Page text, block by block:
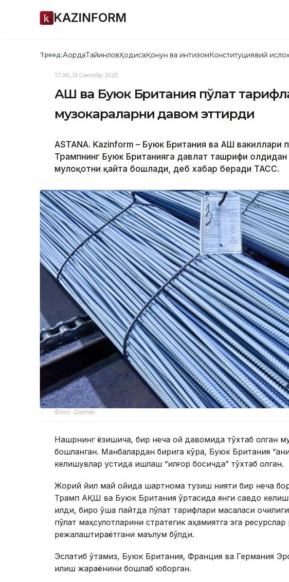
KAZINFORM
Тренд:АқордаТайинловҲодисаҚонун ва интизомКонституциявий
17:36, 12 Сентябр 2025
АҚШ ва Буюк Британия пўлат
музокараларни давом эттирди
ASTANA. Kazinform – Буюк Британия ва АҚШ
Трампнинг Буюк Британияга давлат ташрифи
мулоқотни қайта бошлади, деб хабар беради ТАСС.
Фото: Qarmet
Нашрнинг ёзишича, бир неча ой давомида тўхтаб қолган
бошланган. Манбалардан бирига кўра, Буюк Британия
келишувлар устида ишлаш “илғор босқичда” тўхтаб қолган.
Жорий йил май ойида шартнома тузиш нияти бир неча
Трамп АҚШ ва Буюк Британия ўртасида янги савдо
қилди, бироқ ўша пайтда пўлат тарифлари масаласи
пўлат маҳсулотларини стратегик аҳамиятга эга
режалаштираётгани маълум бўлди.
Эслатиб ўтамиз, Буюк Британия, Франция ва Германия
қилиш жараёнини бошлаб юборган.